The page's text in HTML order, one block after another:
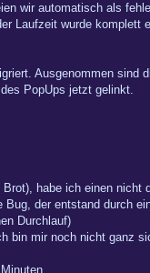
wir automatisch als
Laufzeit wurde
Ausgenommen sind
PopUps jetzt gelinkt.
habe ich einen
der entstand durch
Durchlauf)
mir noch nicht ganz